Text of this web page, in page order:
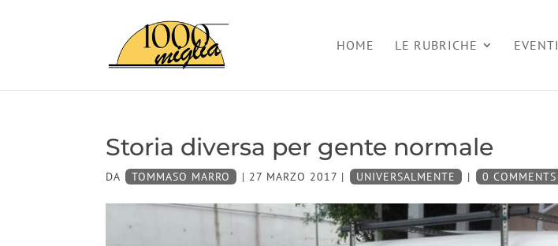
HOME LE RUBRICHE EVENTI
Storia diversa per gente normale
DA TOMMASO MARRO | 27 MARZO 2017 | UNIVERSALMENTE | 0 COMMENTS